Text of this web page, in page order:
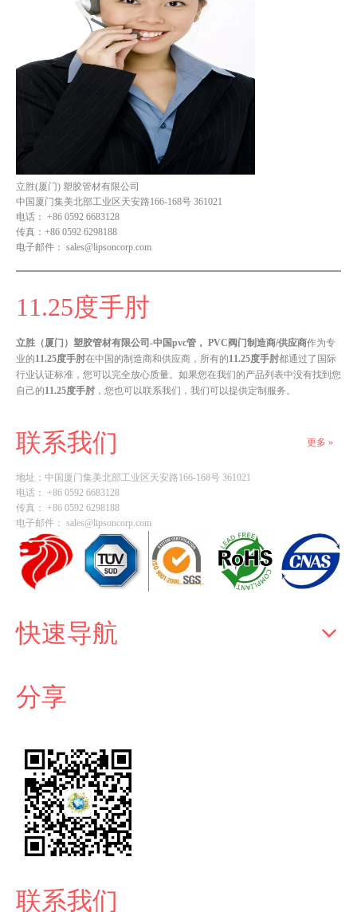
立胜(厦门) 塑胶管材有限公司
中国厦门集美北部工业区天安路166-168号 361021
电话： +86 0592 6683128
传真： +86 0592 6298188
电子邮件： sales@lipsoncorp.com
11.25度手肘
立胜（厦门）塑胶管材有限公司-中国pvc管， PVC阀门制造商/供应商作为专
业的11.25度手肘在中国的制造商和供应商，所有的11.25度手肘都通过了国际
行业认证标准，您可以完全放心质量。如果您在我们的产品列表中没有找到您
自己的11.25度手肘 ，您也可以联系我们，我们可以提供定制服务。
联系我们 更多 »
地址： 中国厦门集美北部工业区天安路166-168号 361021
电话： +86 0592 6683128
传真： +86 0592 6298188
电子邮件： sales@lipsoncorp.com
快速导航
分享
联系我们